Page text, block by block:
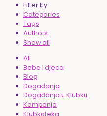
Filter by
Categories
Tags
Authors
Show all
All
Bebe i djeca
Blog
Događanja
Događanja u Klubku
Kampanja
Klubkoteka